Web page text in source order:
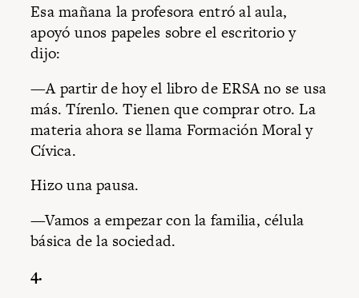
Esa mañana la profesora entró al aula,
apoyó unos papeles sobre el escritorio y
dijo:
—A partir de hoy el libro de ERSA no se usa
más. Tírenlo. Tienen que comprar otro. La
materia ahora se llama Formación Moral y
Cívica.
Hizo una pausa.
—Vamos a empezar con la familia, célula
básica de la sociedad.
4.